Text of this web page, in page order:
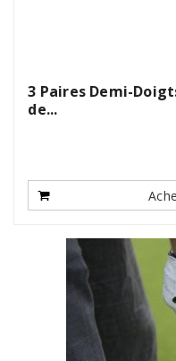
3 Paires Demi-
de...